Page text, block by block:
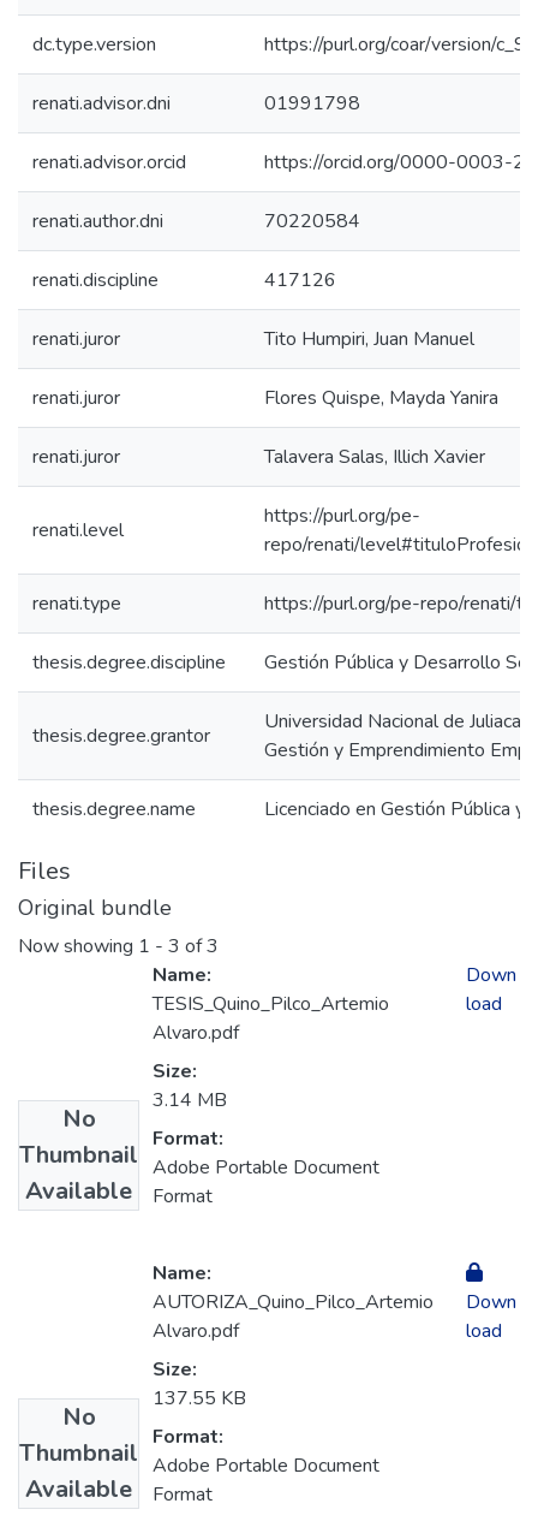
dc.type.version https://purl.org/coar/version/
renati.advisor.dni 01991798
renati.advisor.orcid https://orcid.org/0000-0003-
renati.author.dni 70220584
renati.discipline 417126
renati.juror Tito Humpiri, Juan Manuel
renati.juror Flores Quispe, Mayda Yanira
renati.juror Talavera Salas, Illich Xavier
renati.level
https://purl.org/pe-
repo/renati/
renati.type https://purl.org/pe-repo/renati/
thesis.degree.discipline Gestión Pública y Desarrollo
thesis.degree.grantor
Universidad Nacional de Juliaca.
Gestión y Emprendimiento
thesis.degree.name Licenciado en Gestión Pública y
Files
Original bundle
Now showing 1 - 3 of 3
No
Thumbnail
Available
Name:
TESIS_Quino_Pilco_Artemio
Alvaro.pdf
Size:
3.14 MB
Format:
Adobe Portable Document
Format
Down
load
No
Thumbnail
Available
Name:
AUTORIZA_Quino_Pilco_Artemio
Alvaro.pdf
Size:
137.55 KB
Format:
Adobe Portable Document
Format
Down
load